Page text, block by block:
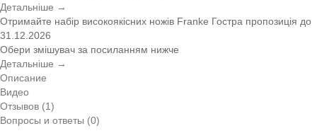
Детальніше →
Отримайте набір високоякісних ножів Franke Гостра пропозиція до
31.12.2026
Обери змішувач за посиланням нижче
Детальніше →
Описание
Видео
Отзывов (1)
Вопросы и ответы (0)